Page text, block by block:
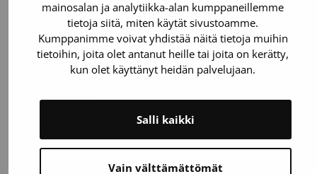
mainosalan ja analytiikka-alan kumppaneillemme
tietoja siitä, miten käytät sivustoamme.
Kumppanimme voivat yhdistää näitä tietoja muihin
tietoihin, joita olet antanut heille tai joita on kerätty,
kun olet käyttänyt heidän palvelujaan.
Vain välttämättömät
Salli kaikki
4.8.2026 Artikkeli
Lähelle ihmisiä ja arkea –
Pääkaupunkiseudulla kiertävä
Verenluovutusbussissa on luovutettu jo 10
000 kertaa. Verenluovutusbussi tuo